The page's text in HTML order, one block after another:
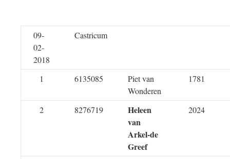
09-
02-
2018
Castricum
1 6135085
Piet van
Wonderen
1781
2 8276719
Heleen
van
Arkel-de
Greef
2024